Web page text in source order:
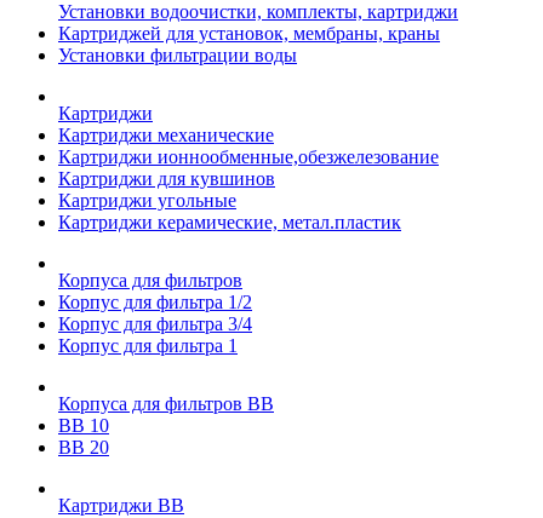
Установки водоочистки, комплекты, картриджи
Картриджей для установок, мембраны, краны
Установки фильтрации воды
Картриджи
Картриджи механические
Картриджи ионнообменные,обезжелезование
Картриджи для кувшинов
Картриджи угольные
Картриджи керамические, метал.пластик
Корпуса для фильтров
Корпус для фильтра 1/2
Корпус для фильтра 3/4
Корпус для фильтра 1
Корпуса для фильтров ВВ
ВВ 10
ВВ 20
Картриджи ВВ